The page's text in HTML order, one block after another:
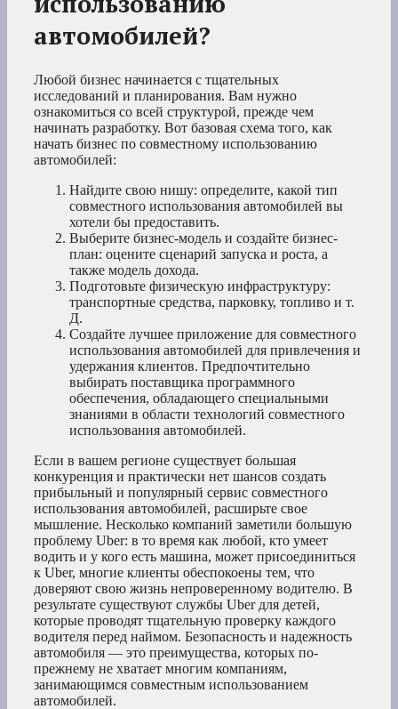
автомобилей?
Любой бизнес начинается с тщательных
исследований и планирования. Вам нужно
ознакомиться со всей структурой, прежде чем
начинать разработку. Вот базовая схема того, как
начать бизнес по совместному использованию
автомобилей:
Найдите свою нишу: определите, какой тип
совместного использования автомобилей вы
хотели бы предоставить.
Выберите бизнес-модель и создайте бизнес-
план: оцените сценарий запуска и роста, а
также модель дохода.
Подготовьте физическую инфраструктуру:
транспортные средства, парковку, топливо и т.
Д.
Создайте лучшее приложение для совместного
использования автомобилей для привлечения и
удержания клиентов. Предпочтительно
выбирать поставщика программного
обеспечения, обладающего специальными
знаниями в области технологий совместного
использования автомобилей.
Если в вашем регионе существует большая
конкуренция и практически нет шансов создать
прибыльный и популярный сервис совместного
использования автомобилей, расширьте свое
мышление. Несколько компаний заметили большую
проблему Uber: в то время как любой, кто умеет
водить и у кого есть машина, может присоединиться
к Uber, многие клиенты обеспокоены тем, что
доверяют свою жизнь непроверенному водителю. В
результате существуют службы Uber для детей,
которые проводят тщательную проверку каждого
водителя перед наймом. Безопасность и надежность
автомобиля — это преимущества, которых по-
прежнему не хватает многим компаниям,
занимающимся совместным использованием
автомобилей.